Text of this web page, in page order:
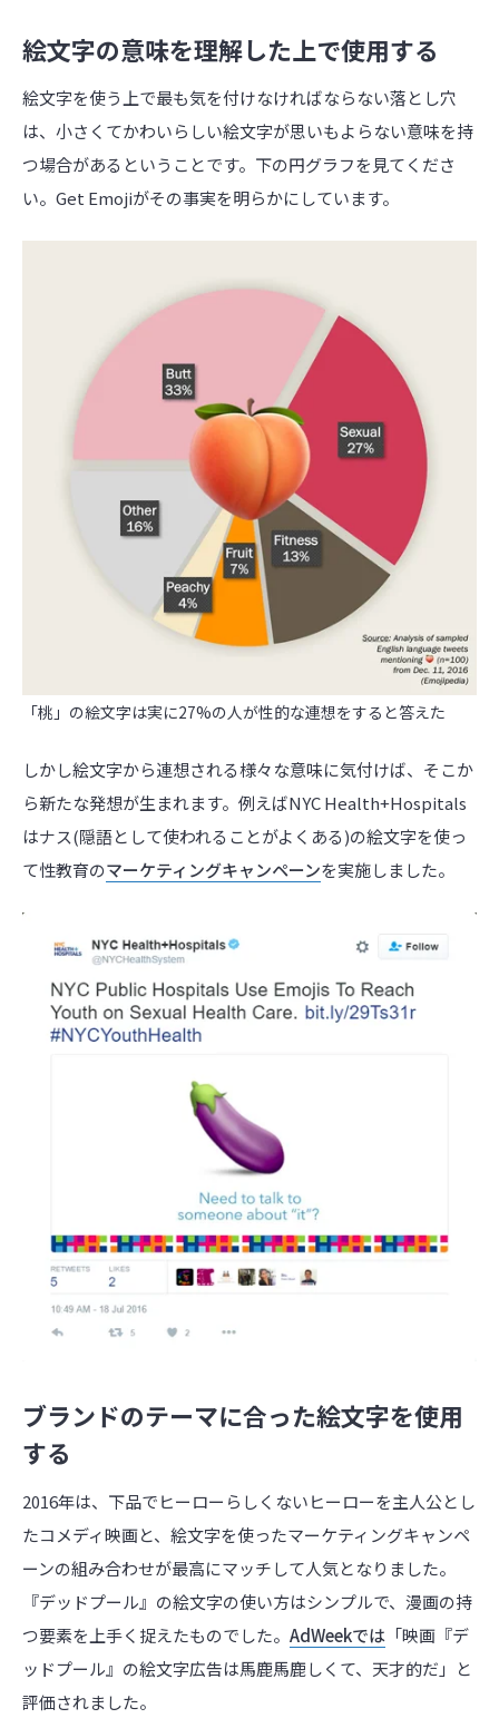
絵文字の意味を理解した上で使用する
絵文字を使う上で最も気を付けなければならない落とし穴
は、小さくてかわいらしい絵文字が思いもよらない意味を持
つ場合があるということです。下の円グラフを見てくださ
い。Get Emojiがその事実を明らかにしています。
「桃」の絵文字は実に27%の人が性的な連想をすると答えた
しかし絵文字から連想される様々な意味に気付けば、そこか
ら新たな発想が生まれます。例えばNYC Health+Hospitals
はナス(隠語として使われることがよくある)の絵文字を使っ
て性教育のマーケティングキャンペーンを実施しました。
ブランドのテーマに合った絵文字を使用
する
2016年は、下品でヒーローらしくないヒーローを主人公とし
たコメディ映画と、絵文字を使ったマーケティングキャンペ
ーンの組み合わせが最高にマッチして人気となりました。
『デッドプール』の絵文字の使い方はシンプルで、漫画の持
つ要素を上手く捉えたものでした。 AdWeekでは 「映画『デ
ッドプール』の絵文字広告は馬鹿馬鹿しくて、天才的だ」と
評価されました。